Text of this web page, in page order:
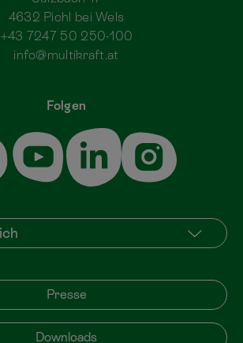
Folgen
4632 Pichl bei Wels
+43 7247 50 250-100
info@multikraft.at
Presse
Downloads